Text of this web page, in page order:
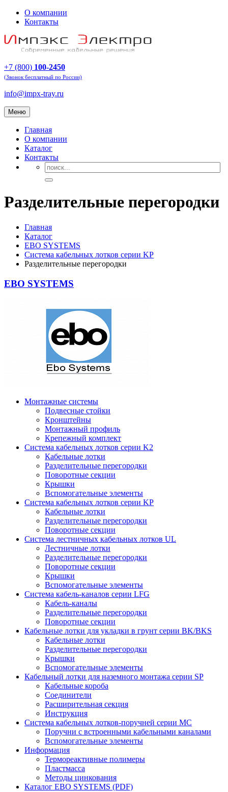
О компании
Контакты
+7 (800) 100-2450
(Звонок бесплатный по России)
info@impx-tray.ru
Меню
Главная
О компании
Каталог
Контакты
Разделительные перегородки
Главная
Каталог
EBO SYSTEMS
Система кабельных лотков серии KР
Разделительные перегородки
EBO SYSTEMS
Монтажные системы
Подвесные стойки
Кронштейны
Монтажный профиль
Крепежный комплект
Система кабельных лотков серии K2
Кабельные лотки
Разделительные перегородки
Поворотные секции
Крышки
Вспомогательные элементы
Система кабельных лотков серии KР
Кабельные лотки
Разделительные перегородки
Поворотные секции
Система лестничных кабельных лотков UL
Лестничные лотки
Разделительные перегородки
Поворотные секции
Крышки
Вспомогательные элементы
Система кабель-каналов серии LFG
Кабель-каналы
Разделительные перегородки
Поворотные секции
Кабельные лотки для укладки в грунт серии BK/BKS
Кабельные лотки
Разделительные перегородки
Крышки
Вспомогательные элементы
Кабельный лотки для наземного монтажа серии SP
Кабельные короба
Соединители
Расширительная секция
Инструкция
Система кабельных лотков-поручней серии MC
Поручни с встроенными кабельными каналами
Вспомогательные элементы
Информация
Термореактивные полимеры
Пластмасса
Методы цинкования
Каталог EBO SYSTEMS (PDF)